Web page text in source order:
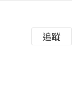
追蹤